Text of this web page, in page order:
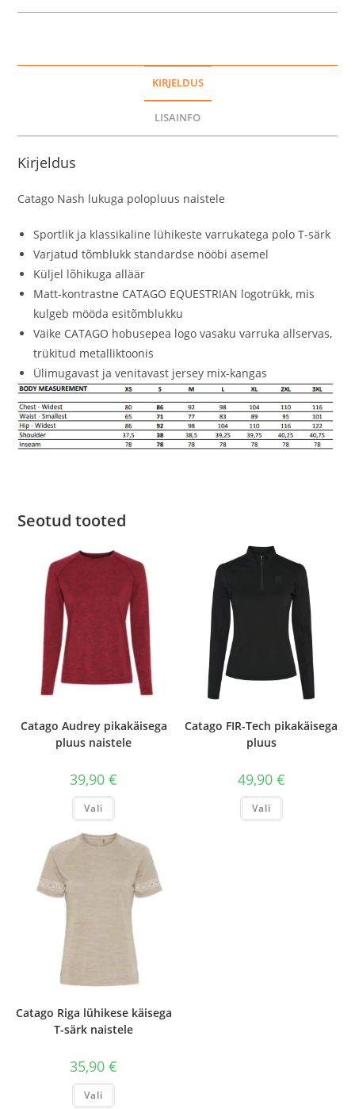
KIRJELDUS
LISAINFO
Kirjeldus
Catago Nash lukuga polopluus naistele
Sportlik ja klassikaline lühikeste varrukatega polo T-särk
Varjatud tõmblukk standardse nööbi asemel
Küljel lõhikuga alläär
Matt-kontrastne CATAGO EQUESTRIAN logotrükk, mis
kulgeb mööda esitõmblukku
Väike CATAGO hobusepea logo vasaku varruka allservas,
trükitud metalliktoonis
Ülimugavast ja venitavast jersey mix-kangas
Seotud tooted
Catago Audrey pikakäisega
pluus naistele
39,90€
Vali
Sellel
on
mitu
varianti.
Valikuid
saab
teha
tootelehel.
Catago FIR-Tech pikakäisega
pluus
49,90 €
Vali
Sellel
on
Catago Riga lühikese käisega
T-särk naistele
35,90€
Vali
Sellel